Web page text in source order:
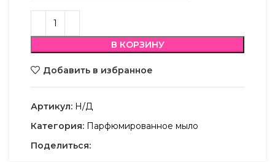
В КОРЗИНУ
Добавить в избранное
Артикул: Н/Д
Категория: Парфюмированное мыло
Поделиться: